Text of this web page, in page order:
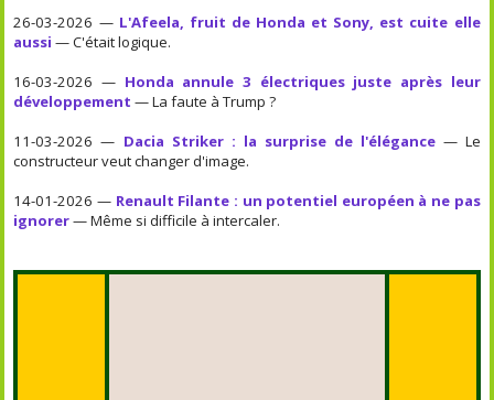
26-03-2026 — L'Afeela, fruit de Honda et Sony, est cuite elle
aussi — C'était logique.
16-03-2026 — Honda annule 3 électriques juste après leur
développement — La faute à Trump ?
11-03-2026 — Dacia Striker : la surprise de l'élégance— Le
constructeur veut changer d'image.
14-01-2026 — Renault Filante : un potentiel européen à ne pas
ignorer— Même si difficile à intercaler.